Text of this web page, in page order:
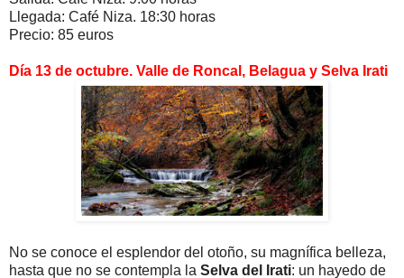
Llegada: Café Niza. 18:30 horas
Precio: 85 euros
Día 13 de octubre. Valle de Roncal, Belagua y Selva Irati
No se conoce el esplendor del otoño, su magnífica belleza,
hasta que no se contempla la Selva del Irati: un hayedo de